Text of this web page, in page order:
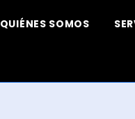
QUIÉNES SOMOS